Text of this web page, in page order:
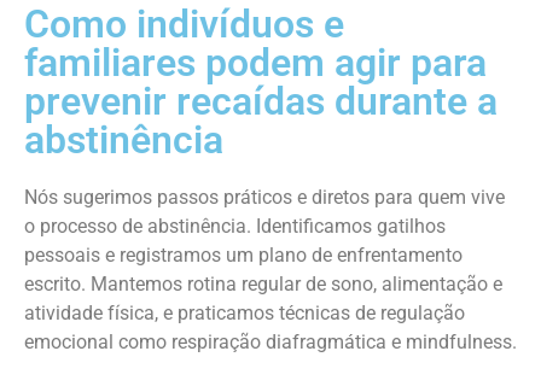
Como indivíduos e
familiares podem agir para
prevenir recaídas durante a
abstinência
Nós sugerimos passos práticos e diretos para quem vive
o processo de abstinência. Identificamos gatilhos
pessoais e registramos um plano de enfrentamento
escrito. Mantemos rotina regular de sono, alimentação e
atividade física, e praticamos técnicas de regulação
emocional como respiração diafragmática e mindfulness.